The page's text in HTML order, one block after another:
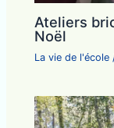
Ateliers
Noël
La vie de l'école